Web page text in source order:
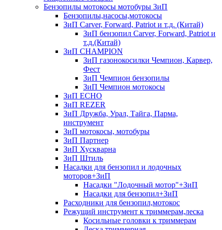
Бензопилы мотокосы мотобуры ЗиП
Бензопилы,насосы,мотокосы
ЗиП Carver, Forward, Patriot и т.д. (Китай)
ЗиП бензопил Carver, Forward, Patriot и
т.д.(Китай)
ЗиП CHAMPION
ЗиП газонокосилки Чемпион, Карвер,
Фест
ЗиП Чемпион бензопилы
ЗиП Чемпион мотокосы
ЗиП ECHO
ЗиП REZER
ЗиП Дружба, Урал, Тайга, Парма,
инструмент
ЗиП мотокосы, мотобуры
ЗиП Партнер
ЗиП Хускварна
ЗиП Штиль
Насадки для бензопил и лодочных
моторов+ЗиП
Насадки "Лодочный мотор"+ЗиП
Насадки для бензопил+ЗиП
Расходники для бензопил,мотокос
Режущий инструмент к триммерам,леска
Косильные головки к триммерам